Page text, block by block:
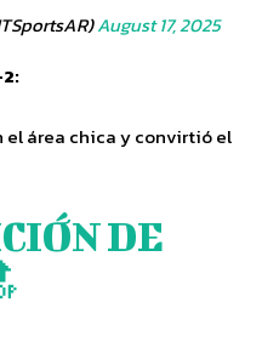
August 17, 2025
el área chica y convirtió el
DE